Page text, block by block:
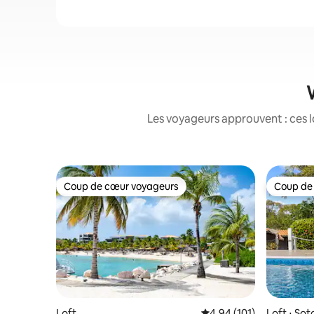
Les voyageurs approuvent :
Coup de cœur voyageurs
Coup de cœur voyageurs Coup
Coup